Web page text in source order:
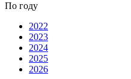
По году
2022
2023
2024
2025
2026